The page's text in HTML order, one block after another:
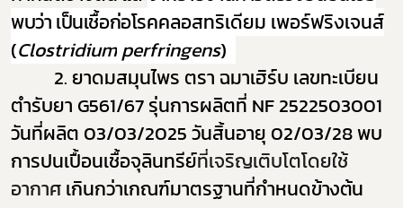
พบว่า เป็นเชื้อก่อโรคคลอสทริเดียม เพอร์ฟริงเจนส์
(Clostridiumperfringens)
2.ยาดมสมุนไพร ตรา ฉมาเฮิร์บ เลขทะเบียน
ตำรับยา G561/67รุ่นการผลิตที่ NF 2522503001
วันที่ผลิต 03/03/2025วันสิ้นอายุ 02/03/28พบ
การปนเปื้อนเชื้อจุลินทรีย์ที่เจริญเติบโตโดยใช้
อากาศเกินกว่าเกณฑ์มาตรฐานที่กำหนดข้างต้น